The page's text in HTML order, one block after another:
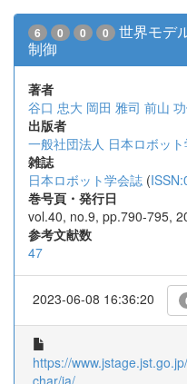
6 0 0 0
世界モデ
制御
著者
谷口 忠大 岡田 雅司 前山
出版者
一般社団法人 日本ロボット
雑誌
日本ロボット学会誌 (
巻号頁・発行日
vol.40, no.9, pp.790-795,
参考文献数
47
2023-06-08 16:36:20
https://
char/ja/